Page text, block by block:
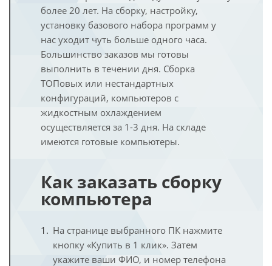
более 20 лет. На сборку, настройку,
установку базового набора программ у
нас уходит чуть больше одного часа.
Большинство заказов мы готовы
выполнить в течении дня. Сборка
ТОПовых или нестандартных
конфигураций, компьютеров с
жидкостным охлаждением
осуществляется за 1-3 дня. На складе
имеются готовые компьютеры.
Как заказать сборку
компьютера
На странице выбранного ПК нажмите
кнопку «Купить в 1 клик». Затем
укажите ваши ФИО, и номер телефона